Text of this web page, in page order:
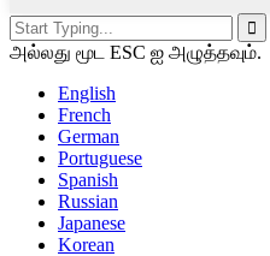
அல்லது மூட ESC ஐ அழுத்தவும்.
English
French
German
Portuguese
Spanish
Russian
Japanese
Korean